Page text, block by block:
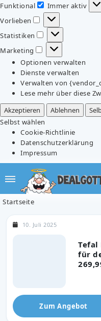
Funktional
Funktional
Immer aktiv
Vorlieben
Vorlieben
Statistiken
Statistiken
Marketing
Marketing
Optionen verwalten
Dienste verwalten
Verwalten von
Lese mehr über diese
Akzeptieren
Ablehnen
Selbst wählen
Cookie-Richtlinie
Datenschutzerklärung
Impressum
Startseite
Tefal
für
10. Juli 2025
Zum Angebot